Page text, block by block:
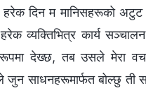
हरेक दिन म मानिसहरूको अटुट
व्यक्तिभित्र कार्य
देख्छ, तब उसले मेरा
साधनहरूमार्फत बोल्छु ती